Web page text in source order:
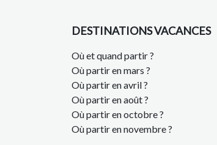
DESTINATIONS VACANCES
Où et quand partir ?
Où partir en mars ?
Où partir en avril ?
Où partir en août ?
Où partir en octobre ?
Où partir en novembre ?